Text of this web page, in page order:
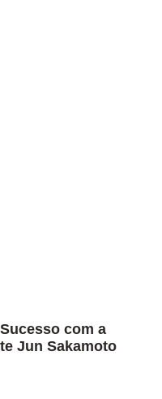
com a
Jun Sakamoto